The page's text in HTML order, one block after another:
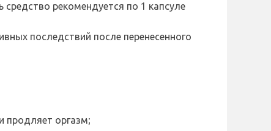
рекомендуется по 1 капсуле
последствий после перенесенного
продляет оргазм;